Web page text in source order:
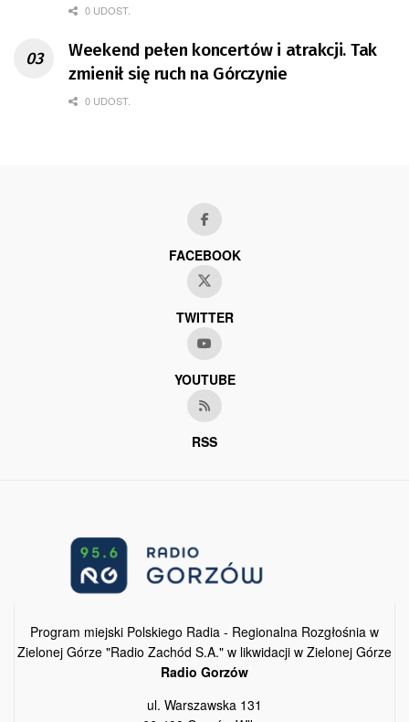
mieszkania GTBS
0 UDOST.
Weekend pełen koncertów i atrakcji. Tak
zmienił się ruch na Górczynie
0 UDOST.
FACEBOOK
TWITTER
YOUTUBE
RSS
Program miejski Polskiego Radia - Regionalna Rozgłośnia w
Zielonej Górze "Radio Zachód S.A." w likwidacji w Zielonej Górze
Radio Gorzów
ul. Warszawska 131